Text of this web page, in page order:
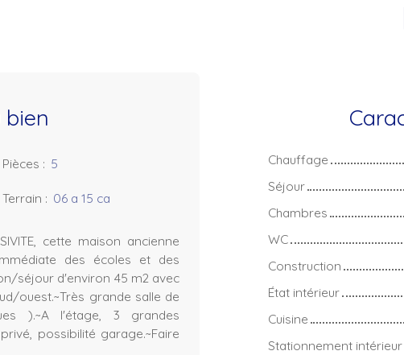
bien
Pièces : 5
Terrain : 06 a 15 ca
cette maison ancienne
des écoles et des
séjour d'environ 45 m2 avec
ouest.~Très grande salle de
).~A l'étage, 3 grandes
possibilité garage.~Faire
Chauffage
Séjour
Chambres
WC
Construction
État intérieur
Cuisine
Stationnement intérieur